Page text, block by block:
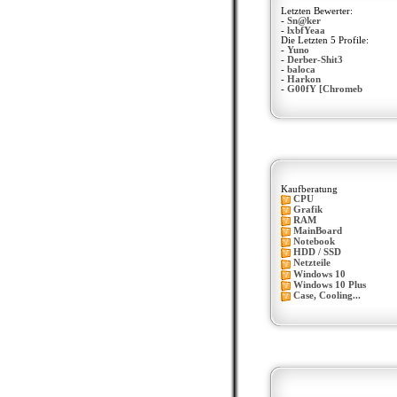
Letzten Bewerter:
- Sn@ker
- lxbfYeaa
Die Letzten 5 Profile:
- Yuno
- Derber-Shit3
- baloca
- Harkon
- G00fY [Chromeb
Kaufberatung
CPU
Grafik
RAM
MainBoard
Notebook
HDD / SSD
Netzteile
Windows 10
Windows 10 Plus
Case, Cooling...